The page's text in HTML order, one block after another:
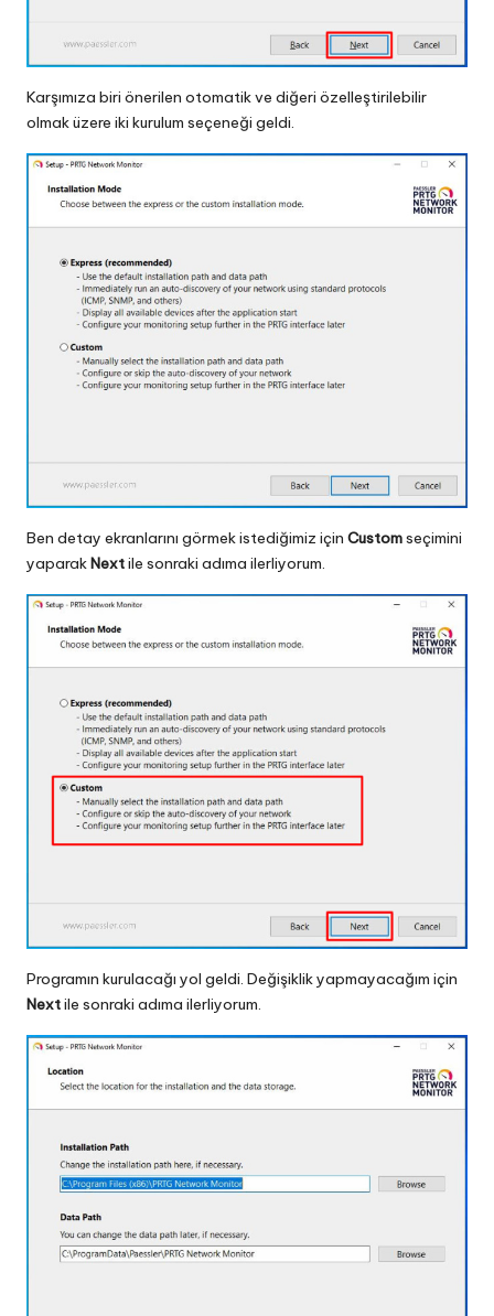
Karşımıza biri önerilen otomatik ve diğeri özelleştirilebilir
olmak üzere iki kurulum seçeneği geldi.
Ben detay ekranlarını görmek istediğimiz için Customseçimini
yaparakNextile sonraki adıma ilerliyorum.
Programın kurulacağı yol geldi. Değişiklik yapmayacağım için
Nextile sonraki adıma ilerliyorum.